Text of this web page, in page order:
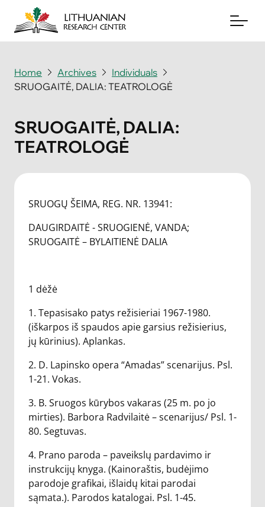
About
Periodicals
Books
News & Events
Support Us
Home Archives
Individuals
SRUOGAITĖ, DALIA: TEATROLOGĖ
SRUOGAITĖ, DALIA:
TEATROLOGĖ
SRUOGŲ ŠEIMA, REG. NR. 13941:
DAUGIRDAITĖ - SRUOGIENĖ, VANDA;
SRUOGAITĖ – BYLAITIENĖ DALIA
1 dėžė
1. Tepasisako patys režisieriai 1967-1980.
(iškarpos iš spaudos apie garsius režisierius,
jų kūrinius). Aplankas.
2. D. Lapinsko opera “Amadas” scenarijus. Psl.
1-21. Vokas.
3. B. Sruogos kūrybos vakaras (25 m. po jo
mirties). Barbora Radvilaitė – scenarijus/ Psl. 1-
80. Segtuvas.
4. Prano paroda – paveikslų pardavimo ir
instrukcijų knyga. (Kainoraštis, budėjimo
parodoje grafikai, išlaidų kitai parodai
sąmata.). Parodos katalogai. Psl. 1-45.